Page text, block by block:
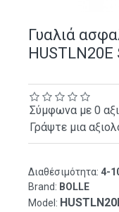
Γυαλιά
HUSTLN20E
Διαθέσιμότητα: 4-
Brand: BOLLE
Model:
Σύμφωνα με 0
Γράψτε μια